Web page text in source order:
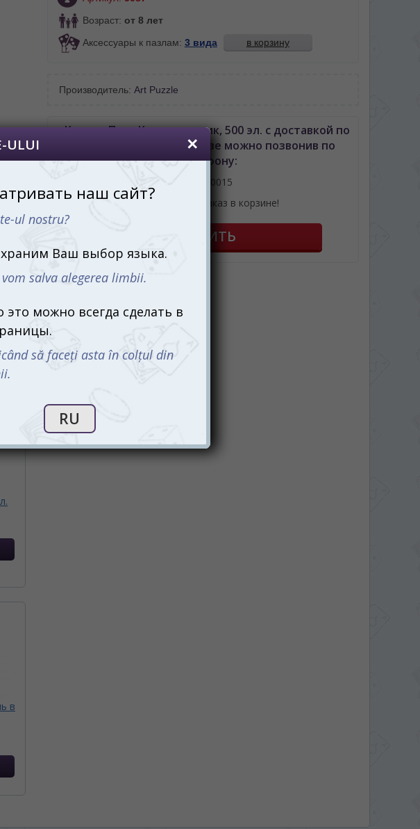
в
Возраст: от 8 лет
Аксессуары к пазлам: 3 вида в корзину
Производитель: Art Puzzle
Купить Пазл Кот-художник, 500 эл. с доставкой по
Кишиневу либо Молдове можно позвонив по
телефону:
061110015
или оформив заказ в корзине!